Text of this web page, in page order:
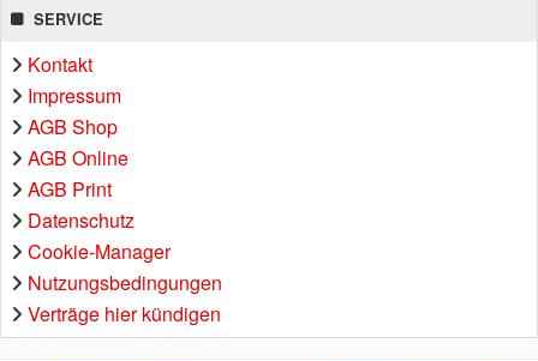
SERVICE
Kontakt
Impressum
AGB Shop
AGB Online
AGB Print
Datenschutz
Cookie-Manager
Nutzungsbedingungen
Verträge hier kündigen